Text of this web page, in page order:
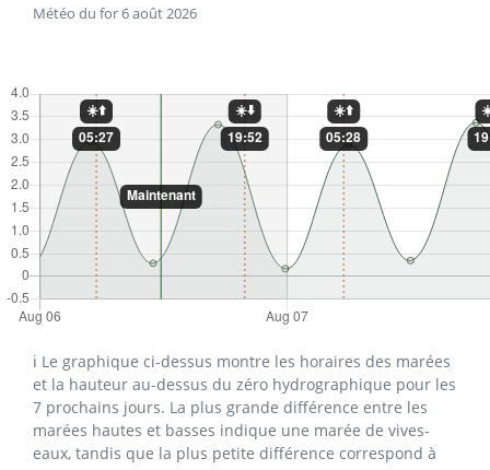
Météo du for 6 août 2026
ℹ️ Le graphique ci-dessus montre les horaires des marées
et la hauteur au-dessus du zéro hydrographique pour les
7 prochains jours. La plus grande différence entre les
marées hautes et basses indique une marée de vives-
eaux, tandis que la plus petite différence correspond à